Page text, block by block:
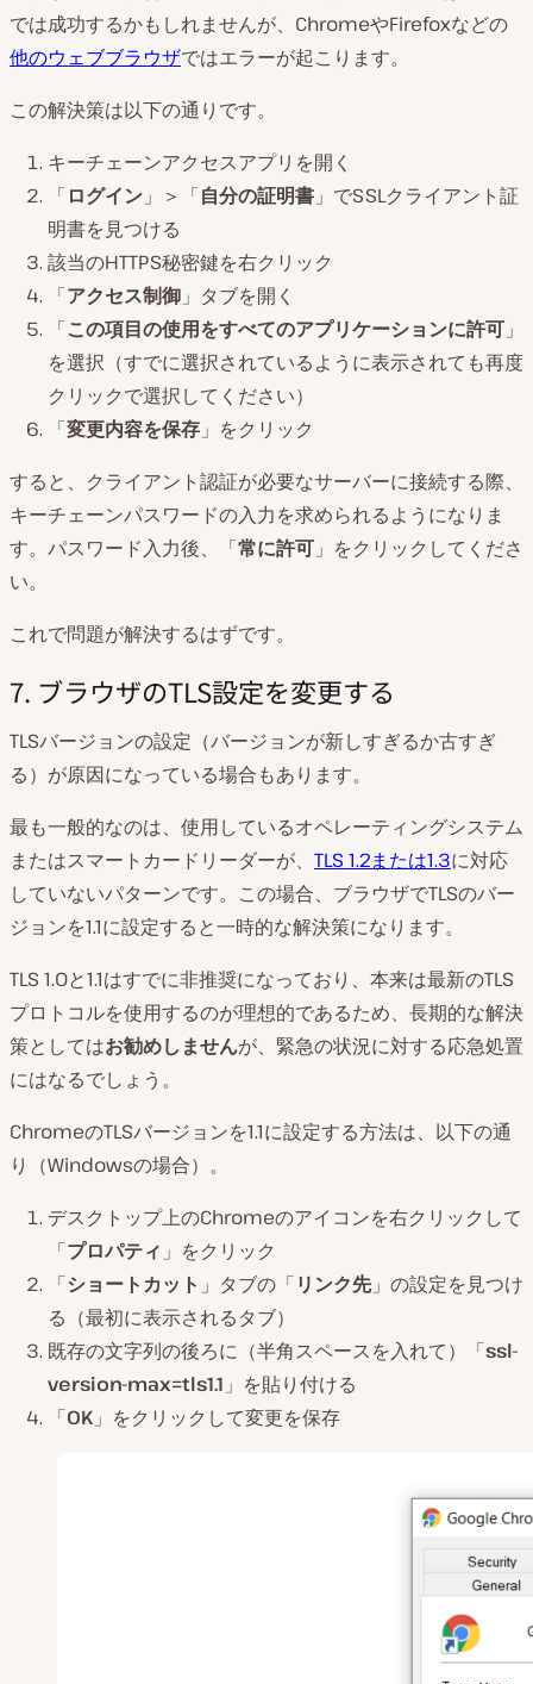
では成功するかもしれませんが、ChromeやFirefoxなどの
他のウェブブラウザではエラーが起こります。
この解決策は以下の通りです。
キーチェーンアクセスアプリを開く
「ログイン 」＞「自分の証明書 」でSSLクライアント証
明書を見つける
該当のHTTPS秘密鍵を右クリック
「アクセス制御 」タブを開く
「この項目の使用をすべてのアプリケーションに許可 」
を選択（すでに選択されているように表示されても再度
クリックで選択してください）
「変更内容を保存 」をクリック
すると、クライアント認証が必要なサーバーに接続する際、
キーチェーンパスワードの入力を求められるようになりま
す。パスワード入力後、「常に許可 」をクリックしてくださ
い。
これで問題が解決するはずです。
7. ブラウザのTLS設定を変更する
TLSバージョンの設定（バージョンが新しすぎるか古すぎ
る）が原因になっている場合もあります。
最も一般的なのは、使用しているオペレーティングシステム
またはスマートカードリーダーが、 TLS 1.2または1.3に対応
していないパターンです。この場合、ブラウザでTLSのバー
ジョンを1.1に設定すると一時的な解決策になります。
TLS 1.0と1.1はすでに非推奨になっており、本来は最新のTLS
プロトコルを使用するのが理想的であるため、長期的な解決
策としてはお勧めしませんが、緊急の状況に対する応急処置
にはなるでしょう。
ChromeのTLSバージョンを1.1に設定する方法は、以下の通
り（Windowsの場合）。
デスクトップ上のChromeのアイコンを右クリックして
「プロパティ 」をクリック
「ショートカット 」タブの「リンク先」の設定を見つけ
る（最初に表示されるタブ）
既存の文字列の後ろに（半角スペースを入れて）「ssl-
version-max=tls1.1 」を貼り付ける
「OK 」をクリックして変更を保存